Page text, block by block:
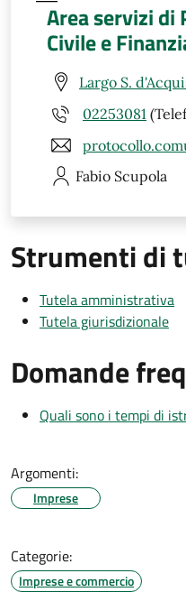
Area servizi di
Civile e
Largo S.
02253081
Fabio Scupola
Strumenti di
Tutela amministrativa
Tutela giurisdizionale
Domande
Quali sono i tempi di
Argomenti:
Imprese
Categorie:
Imprese e commercio